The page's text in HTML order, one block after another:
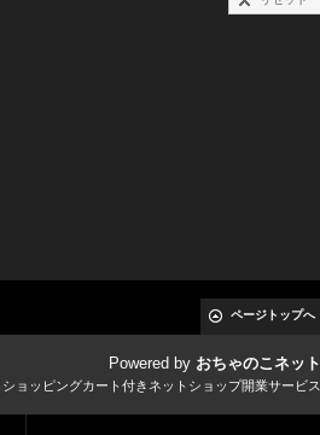
ページトップへ
Powered by おちゃのこネット
ョッピングカート付きネットショップ開業サービス